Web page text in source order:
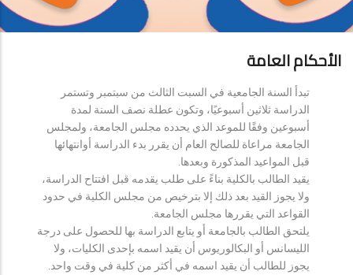
الأحكام العامة
تبدأ السنة الجامعية في السبت الثالث من سبتمبر وتستمر
الدراسة ثلاثين أسبوعيًا، وتكون عطلة نصف السنة لمدة
أسبوعين وفقًا للموعد الذي يحدده مجلس الجامعة، ولمجلس
الجامعة مراعاة للصالح العام أن يقرر بدء الدراسة أوانتهائها
قبل المواعيد المذكورة وبعدها.
يقيد الطالب بالكلية بناءً على طلب يقدمه قبل افتتاح الدراسة،
ولا يجوز القيد بعد ذلك إلا بترخيص من مجلس الكلية في حدود
القواعد التي يقررها مجلس الجامعة.
يلتحق الطالب بالجامعة أو يتابع الدراسة بها للحصول على درجة
الليسانس أو البكالوريوس أن يقيد اسمه بإحدى الكليات، ولا
يجوز للطالب أن يقيد اسمه في أكثر من كلية في وقت واحد.